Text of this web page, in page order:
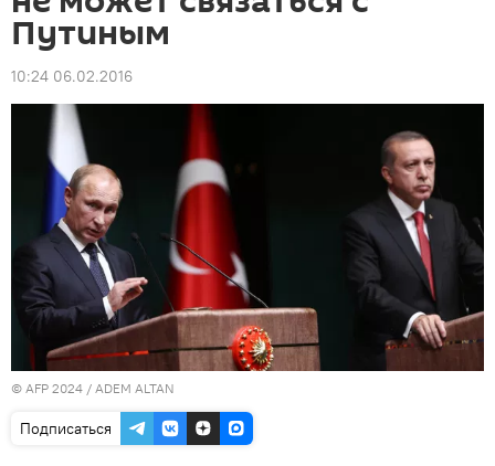
Путиным
10:24 06.02.2016
© AFP 2024 / ADEM ALTAN
Подписаться